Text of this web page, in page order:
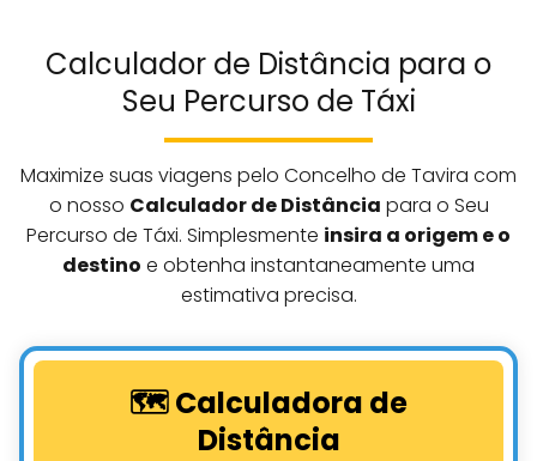
Calculador de Distância para o
Seu Percurso de Táxi
Maximize suas viagens pelo Concelho de Tavira com
o nosso Calculador de Distância para o Seu
Percurso de Táxi. Simplesmente insira a origem e o
destino e obtenha instantaneamente uma
estimativa precisa.
🗺️ Calculadora de
Distância